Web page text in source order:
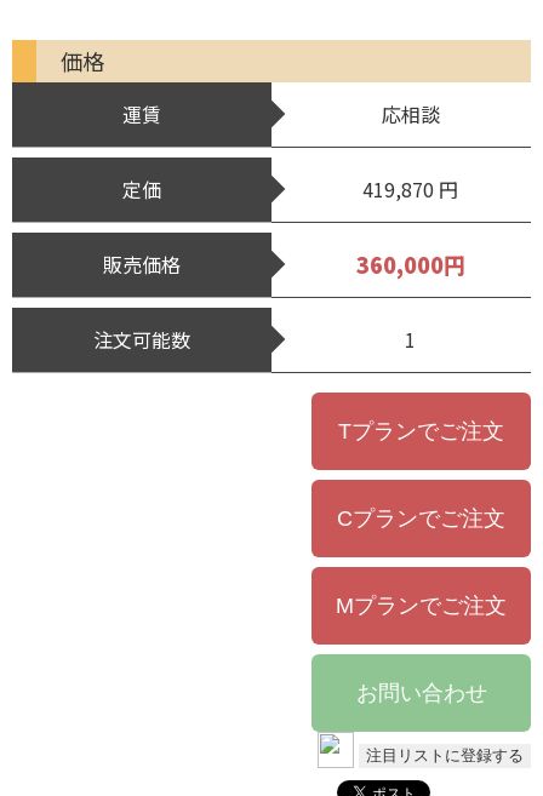
価格
運賃 応相談
定価 419,870 円
販売価格 360,000円
注文可能数 1